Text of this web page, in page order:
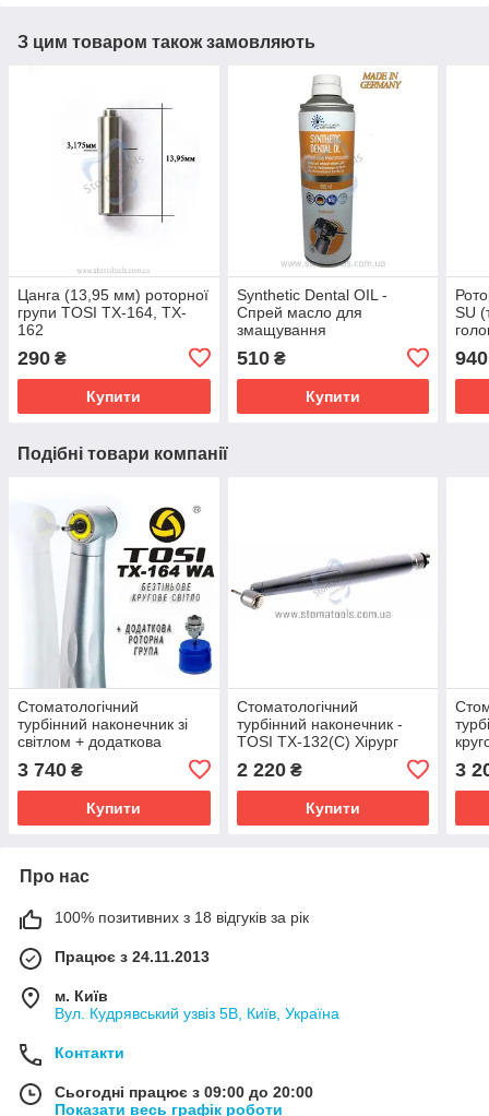
З цим товаром також замовляють
Цанга (13,95 мм) роторної
групи TOSI TX-164, TX-
162
290 ₴
Купити
Synthetic Dental OIL -
Спрей масло для
змащування
наконечників (500мл)
510₴
Купити
SU
940
Подібні товари компанії
Стоматологічний
турбінний наконечник зі
світлом + додаткова
роторна група - TOSI TX-
164 WA Стандарт
3 740 ₴
Купити
Стоматологічний
турбінний наконечник -
TOSI TX-132(С) Хірург
2 220₴
Купити
3
Про нас
100% позитивних з 18 відгуків за рік
Працює з 24.11.2013
м. Київ
Вул. Кудрявський узвіз 5В, Київ, Україна
Контакти
Сьогодні працює з 09:00 до 20:00
Показати весь графік роботи